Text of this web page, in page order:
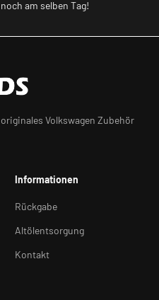
am selben Tag!
Volkswagen Zubehör
Informationen
Rückgabe
Altölentsorgung
Kontakt